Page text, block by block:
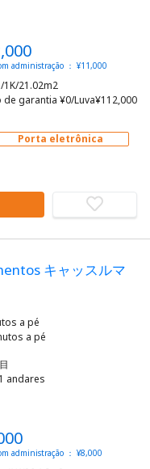
administração ： ¥11,000
1K/21.02m2
garantia ¥0/Luva¥112,000
Porta eletrônica
キャッスルマ
a pé
andares
administração ： ¥8,000